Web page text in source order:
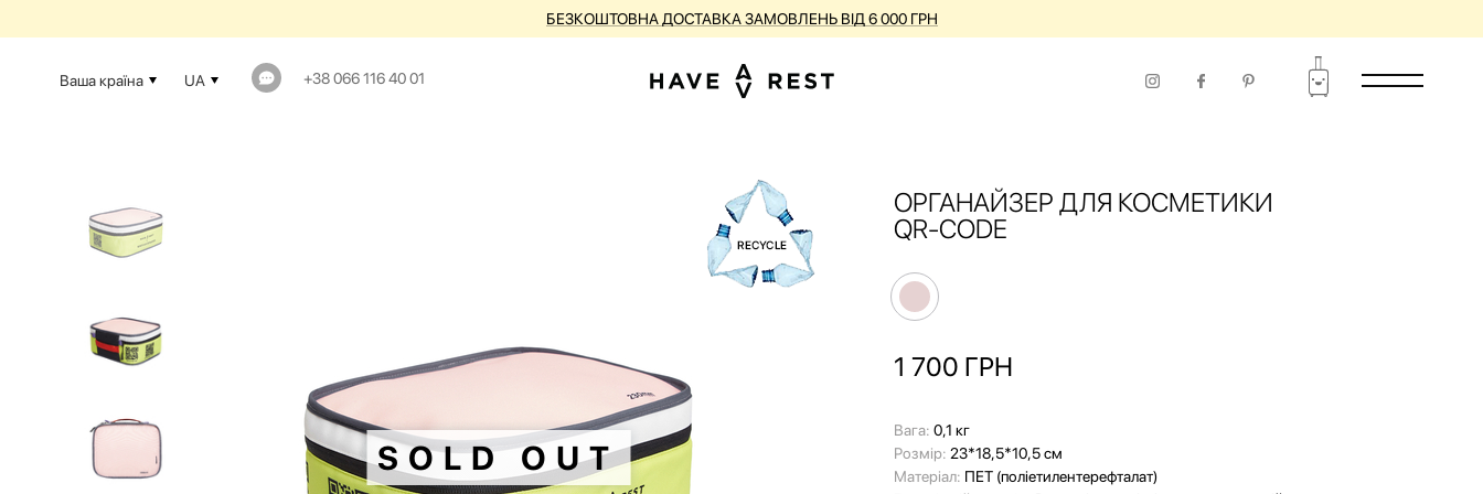
БЕЗКОШТОВНА ДОСТАВКА ЗАМОВЛЕНЬ ВІД 6 000 ГРН
Ваша країна UA +38 066 116 40 01
SOLD OUT
ОРГАНАЙЗЕР ДЛЯ КОСМЕТИКИ
QR‑CODE
1 700 ГРН
Вага: 0,1 кг
Розмір: 23*18,5*10,5 см
Матеріал: ПЕТ (поліетилентерефталат)